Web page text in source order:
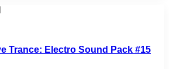
Trance: Electro Sound Pack #15